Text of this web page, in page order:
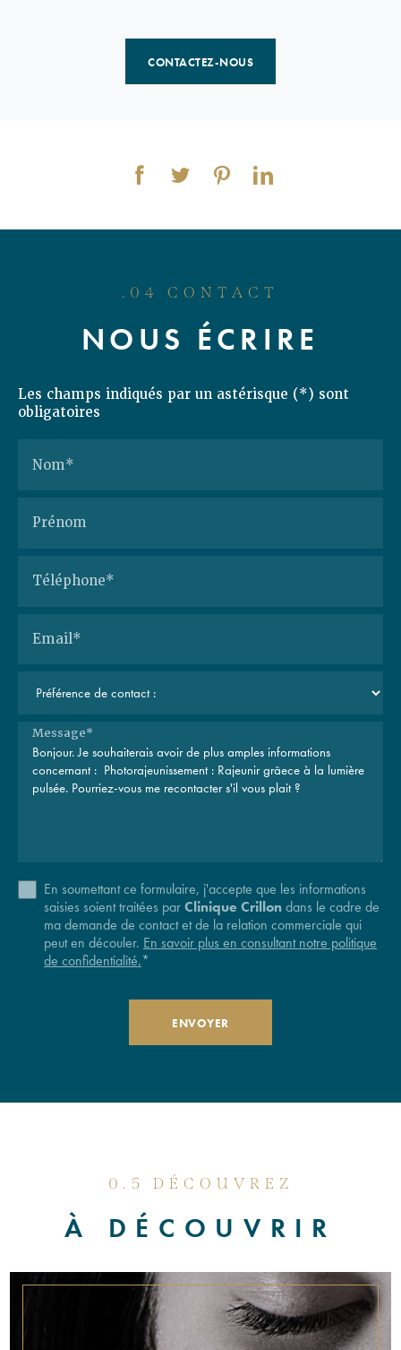
CONTACTEZ-NOUS
.04 CONTACT
NOUS ÉCRIRE
Les champs indiqués par un astérisque (*) sont
obligatoires
Nom*
Prénom
Téléphone*
Email*
Message*
En soumettant ce formulaire, j'accepte que les informations
saisies soient traitées parClinique Crillondans le cadre de
ma demande de contact et de la relation commerciale qui
peut en découler. En savoir plus en consultant notre politique
de confidentialité.*
0.5 DÉCOUVREZ
À DÉCOUVRIR